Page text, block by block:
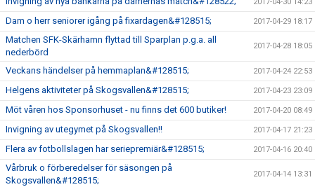
2017-04-30 14:23
Dam o herr seniorer igång på fixardagen&#128515; 2017-04-29 18:17
Matchen SFK-Skärhamn flyttad till Sparplan p.g.a. all
nederbörd
2017-04-28 18:05
Veckans händelser på hemmaplan&#128515; 2017-04-24 22:53
Helgens aktiviteter på Skogsvallen&#128515; 2017-04-23 23:09
Möt våren hos Sponsorhuset - nu finns det 600 butiker! 2017-04-20 08:49
Invigning av utegymet på Skogsvallen!! 2017-04-17 21:23
Flera av fotbollslagen har seriepremiär&#128515; 2017-04-16 20:40
Vårbruk o förberedelser för säsongen på
Skogsvallen&#128515;
2017-04-14 13:31